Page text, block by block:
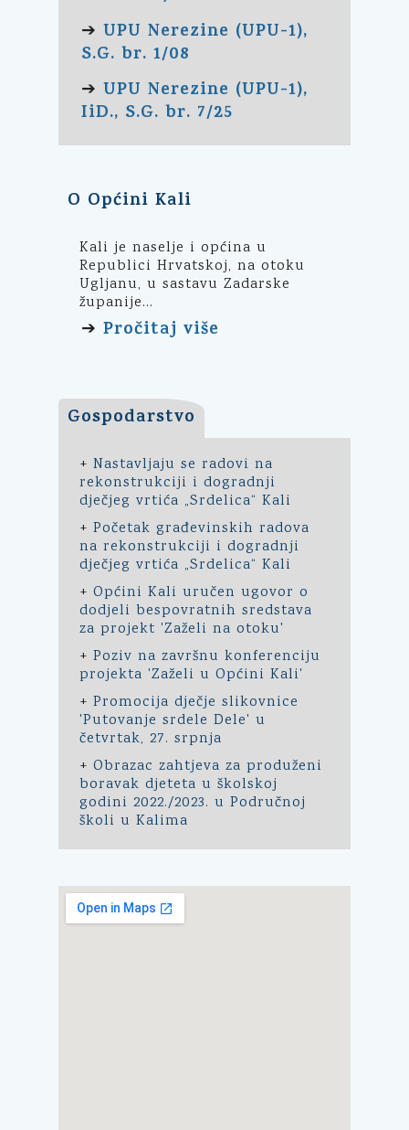
➔ UPU Nerezine (UPU-1),
S.G. br. 1/08
➔ UPU Nerezine (UPU-1),
IiD., S.G. br. 7/25
O Općini Kali
Kali je naselje i općina u
Republici Hrvatskoj, na otoku
Ugljanu, u sastavu Zadarske
županije...
➔ Pročitaj više
Gospodarstvo
+ Nastavljaju se radovi na
rekonstrukciji i dogradnji
dječjeg vrtića „Srdelica“ Kali
+ Početak građevinskih radova
na rekonstrukciji i dogradnji
dječjeg vrtića „Srdelica“ Kali
+ Općini Kali uručen ugovor o
dodjeli bespovratnih sredstava
za projekt 'Zaželi na otoku'
+ Poziv na završnu konferenciju
projekta 'Zaželi u Općini Kali'
+ Promocija dječje slikovnice
'Putovanje srdele Dele' u
četvrtak, 27. srpnja
+ Obrazac zahtjeva za produženi
boravak djeteta u školskoj
godini 2022./2023. u Područnoj
školi u Kalima